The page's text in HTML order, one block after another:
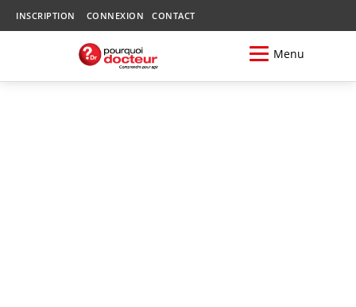
INSCRIPTION CONNEXION CONTACT
Menu